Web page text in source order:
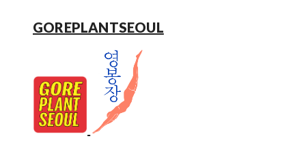
GOREPLANTSEOUL